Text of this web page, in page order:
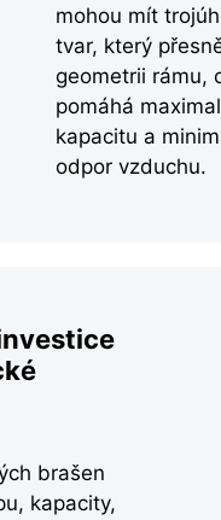
mohou mít
tvar, který
geometrii rámu,
pomáhá
kapacitu a
odpor vzduchu.
brašen
kapacity,